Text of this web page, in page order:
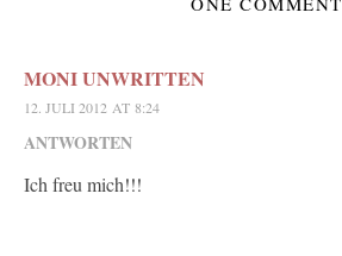
MONI UNWRITTEN
12. JULI 2012 AT 8:24
ANTWORTEN
Ich freu mich!!!